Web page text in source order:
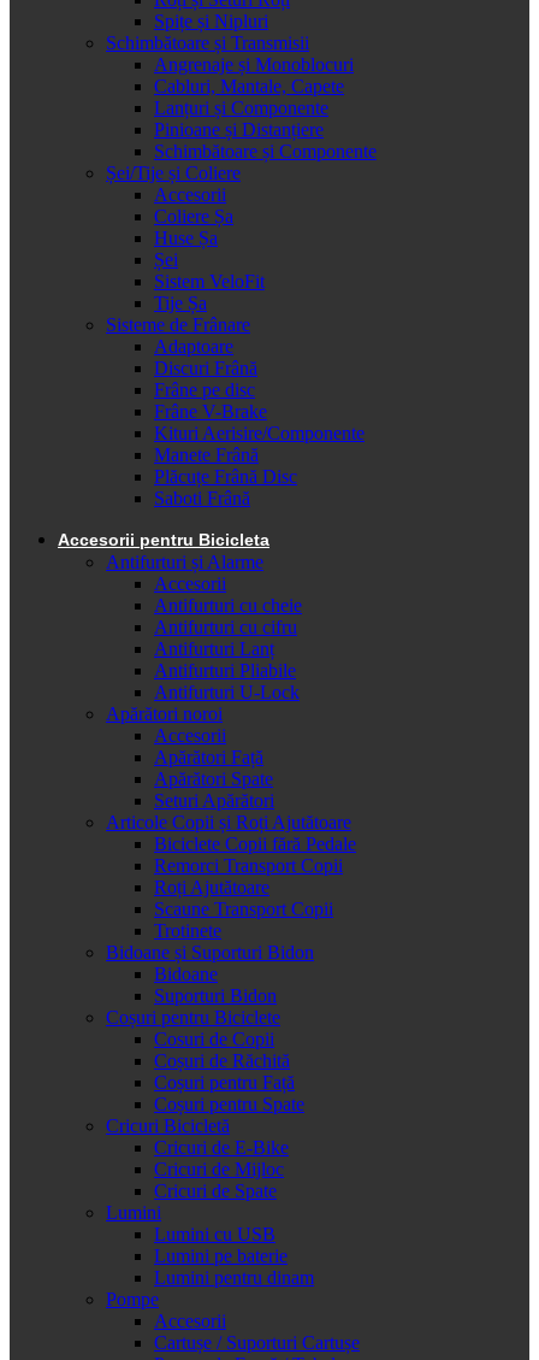
Spițe și Nipluri
Schimbătoare și Transmisii
Angrenaje și Monoblocuri
Cabluri, Mantale, Capete
Lanțuri și Componente
Pinioane și Distanțiere
Schimbătoare și Componente
Șei/Tije și Coliere
Accesorii
Coliere Șa
Huse Șa
Șei
Sistem VeloFit
Tije Șa
Sisteme de Frânare
Adaptoare
Discuri Frână
Frâne pe disc
Frâne V-Brake
Kituri Aerisire/Componente
Manete Frână
Plăcuțe Frână Disc
Saboti Frână
Accesorii pentru Bicicleta
Antifurturi și Alarme
Accesorii
Antifurturi cu cheie
Antifurturi cu cifru
Antifurturi Lanț
Antifurturi Pliabile
Antifurturi U-Lock
Apărători noroi
Accesorii
Apărători Față
Apărători Spate
Seturi Apărători
Articole Copii și Roți Ajutătoare
Biciclete Copii fără Pedale
Remorci Transport Copii
Roți Ajutătoare
Scaune Transport Copii
Trotinete
Bidoane și Suporturi Bidon
Bidoane
Suporturi Bidon
Coșuri pentru Biciclete
Cosuri de Copii
Coșuri de Răchită
Coșuri pentru Față
Coșuri pentru Spate
Cricuri Bicicletă
Cricuri de E-Bike
Cricuri de Mijloc
Cricuri de Spate
Lumini
Lumini cu USB
Lumini pe baterie
Lumini pentru dinam
Pompe
Accesorii
Cartușe / Suporturi Cartușe